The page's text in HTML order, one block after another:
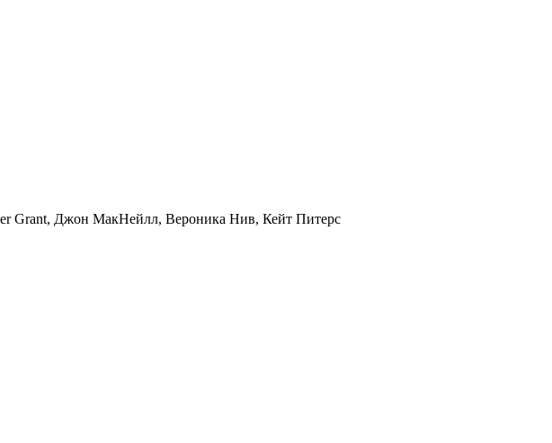
Grant, Джон МакНейлл, Вероника Нив, Кейт Питерс